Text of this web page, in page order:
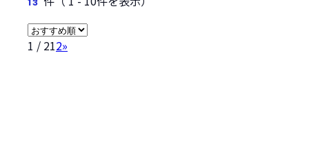
1 / 212»